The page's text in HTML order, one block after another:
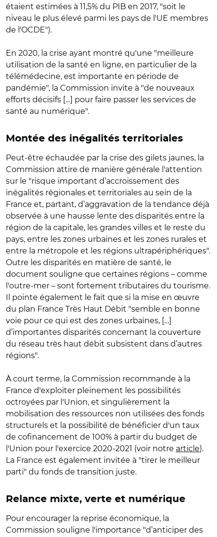
étaient estimées à 11,5% du PIB en 2017, "soit le
niveau le plus élevé parmi les pays de l'UE membres
de l'OCDE").
En 2020, la crise ayant montré qu'une "meilleure
utilisation de la santé en ligne, en particulier de la
télémédecine, est importante en période de
pandémie", la Commission invite à "de nouveaux
efforts décisifs […] pour faire passer les services de
santé au numérique".
Montée des inégalités territoriales
Peut-être échaudée par la crise des gilets jaunes, la
Commission attire de manière générale l'attention
sur le "risque important d’accroissement des
inégalités régionales et territoriales au sein de la
France et, partant, d’aggravation de la tendance déjà
observée à une hausse lente des disparités entre la
région de la capitale, les grandes villes et le reste du
pays, entre les zones urbaines et les zones rurales et
entre la métropole et les régions ultrapériphériques".
Outre les disparités en matière de santé, le
document souligne que certaines régions – comme
l'outre-mer – sont fortement tributaires du tourisme.
Il pointe également le fait que si la mise en œuvre
du plan France Très Haut Débit "semble en bonne
voie pour ce qui est des zones urbaines, […]
d’importantes disparités concernant la couverture
du réseau très haut débit subsistent dans d’autres
régions".
À court terme, la Commission recommande à la
France d'exploiter pleinement les possibilités
octroyées par l'Union, et singulièrement la
mobilisation des ressources non utilisées des fonds
structurels et la possibilité de bénéficier d'un taux
de cofinancement de 100% à partir du budget de
l'Union pour l'exercice 2020-2021 (voir notre article).
La France est également invitée à "tirer le meilleur
parti" du fonds de transition juste.
Relance mixte, verte et numérique
Pour encourager la reprise économique, la
Commission souligne l'importance "d’anticiper des